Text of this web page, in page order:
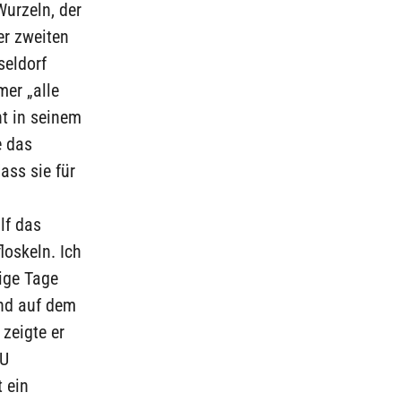
der
zweiten
„alle
in seinem
das
sie für
das
Ich
Tage
auf dem
er
ein